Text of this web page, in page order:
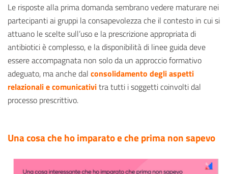
Le risposte alla prima domanda sembrano vedere maturare nei
partecipanti ai gruppi la consapevolezza che il contesto in cui si
attuano le scelte sull’uso e la prescrizione appropriata di
antibiotici è complesso, e la disponibilità di linee guida deve
essere accompagnata non solo da un approccio formativo
adeguato, ma anche dal consolidamento degli aspetti
relazionalie comunicativitra tutti i soggetti coinvolti dal
processo prescrittivo.
Una cosa che ho imparato e che prima non sapevo